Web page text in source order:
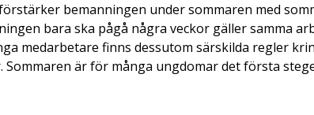
bemanningen under sommaren med
bara ska pågå några veckor gäller samma
medarbetare finns dessutom särskilda regler
är för många ungdomar det första